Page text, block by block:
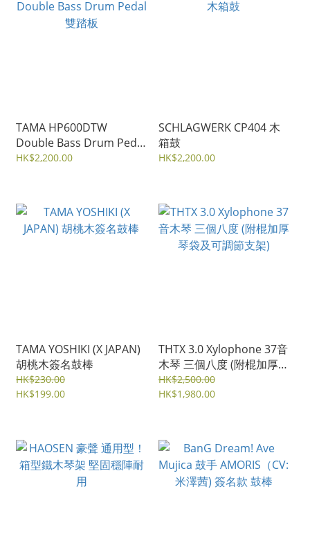
TAMA HP600DTW
Double Bass Drum Pedal
雙踏板
HK$2,200.00
SCHLAGWERK CP404 木
箱鼓
HK$2,200.00
TAMA YOSHIKI (X JAPAN)
胡桃木簽名鼓棒
HK$230.00
HK$199.00
THTX 3.0 Xylophone 37音
木琴 三個八度 (附棍加厚琴
袋及可調節支架)
HK$2,500.00
HK$1,980.00